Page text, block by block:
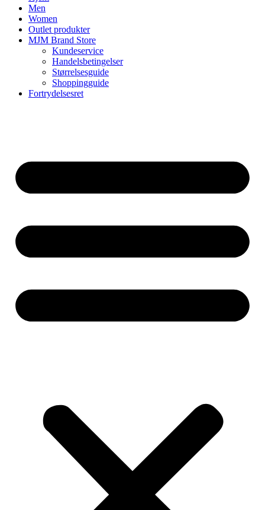
Men
Women
Outlet produkter
MJM Brand Store
Kundeservice
Handelsbetingelser
Størrelsesguide
Shoppingguide
Fortrydelsesret